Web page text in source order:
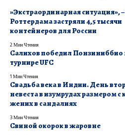
​»Экстраординарная ситуация»,
Роттердама застряли 4,5 тысячи
контейнеров для России
2 Мин Чтения
Салихов победил Понзиниббио
турнире UFC
1 Мин Чтения
Свадьба века в Индии. День
невеста в изумрудах размером с
жених в сандалиях
3 Мин Чтения
Свиной окорок в жаровне